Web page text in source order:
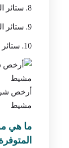
ستائر
ستائر
ستائر
أرخص
مشيط
ما هي